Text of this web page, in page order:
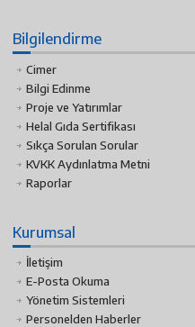
Bilgilendirme
Cimer
Bilgi Edinme
Proje ve Yatırımlar
Helal Gıda Sertifikası
Sıkça Sorulan Sorular
KVKK Aydınlatma Metni
Raporlar
Kurumsal
İletişim
E-Posta Okuma
Yönetim Sistemleri
Personelden Haberler